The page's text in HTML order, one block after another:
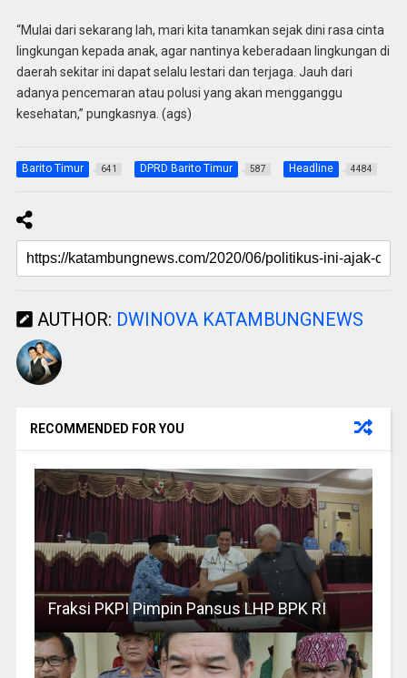
“Mulai dari sekarang lah, mari kita tanamkan sejak dini rasa cinta
lingkungan kepada anak, agar nantinya keberadaan lingkungan di
daerah sekitar ini dapat selalu lestari dan terjaga. Jauh dari
adanya pencemaran atau polusi yang akan mengganggu
kesehatan,” pungkasnya. (ags)
Barito Timur 641 DPRD Barito Timur 587 Headline 4484
AUTHOR: DWINOVA KATAMBUNGNEWS
RECOMMENDED FOR YOU
Fraksi PKPI Pimpin Pansus LHP BPK RI